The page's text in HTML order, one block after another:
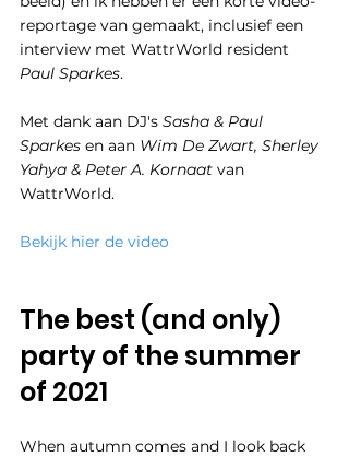
reportage van gemaakt, inclusief een
interview met WattrWorld resident
Paul Sparkes.
Met dank aan DJ's Sasha & Paul
Sparkes en aan Wim De Zwart, Sherley
Yahya & Peter A. Kornaat van
WattrWorld.
Bekijk hier de video
The best (and only)
party of the summer
of 2021
When autumn comes and I look back